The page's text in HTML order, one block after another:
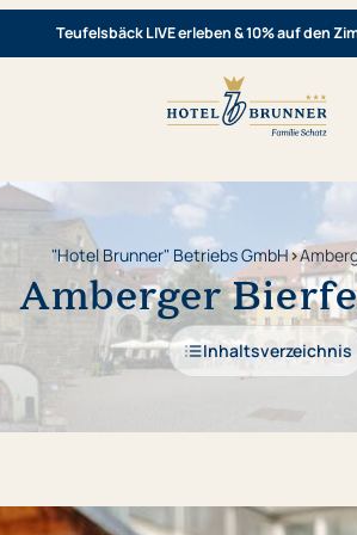
Teufelsbäck LIVE erleben & 10% auf den
"Hotel Brunner" Betriebs GmbH›
Amberger
Inhaltsverzeichnis